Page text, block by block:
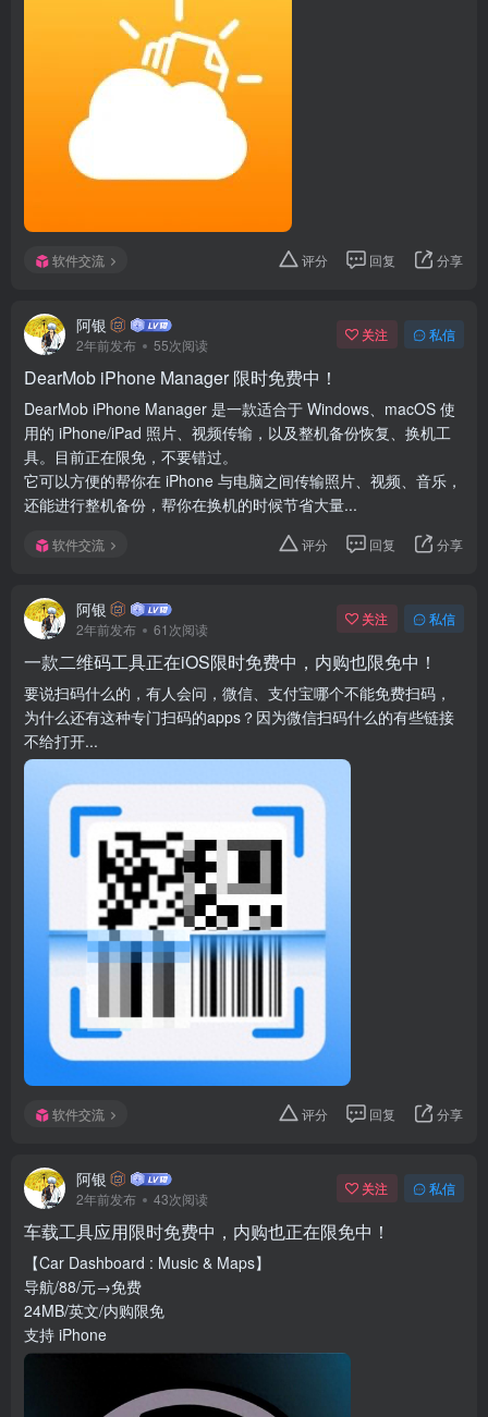
软件交流 评分 回复 分享
阿银
2年前发布 55次阅读
关注 私信
DearMob iPhone Manager 限时免费中！
DearMob iPhone Manager 是一款适合于 Windows、macOS 使
用的 iPhone/iPad 照片、视频传输，以及整机备份恢复、换机工
具。目前正在限免，不要错过。
它可以方便的帮你在 iPhone 与电脑之间传输照片、视频、音乐，
还能进行整机备份，帮你在换机的时候节省大量...
软件交流 评分 回复 分享
阿银
2年前发布 61次阅读
关注 私信
一款二维码工具正在iOS限时免费中，内购也限免中！
要说扫码什么的，有人会问，微信、支付宝哪个不能免费扫码，
为什么还有这种专门扫码的apps？因为微信扫码什么的有些链接
不给打开...
软件交流 评分 回复 分享
阿银
2年前发布 43次阅读
关注 私信
车载工具应用限时免费中，内购也正在限免中！
【Car Dashboard : Music & Maps】
导航/88/元→免费
24MB/英文/内购限免
支持 iPhone